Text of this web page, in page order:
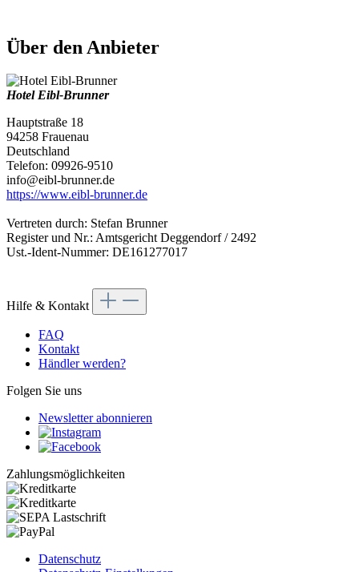
Über den Anbieter
Hotel Eibl-Brunner
Hauptstraße 18
94258 Frauenau
Deutschland
Telefon: 09926-9510
info@eibl-brunner.de
https://www.eibl-brunner.de
Vertreten durch: Stefan Brunner
Register und Nr.: Amtsgericht Deggendorf / 2492
Ust.-Ident-Nummer: DE161277017
Hilfe & Kontakt
FAQ
Kontakt
Händler werden?
Folgen Sie uns
Newsletter abonnieren
Zahlungsmöglichkeiten
Datenschutz